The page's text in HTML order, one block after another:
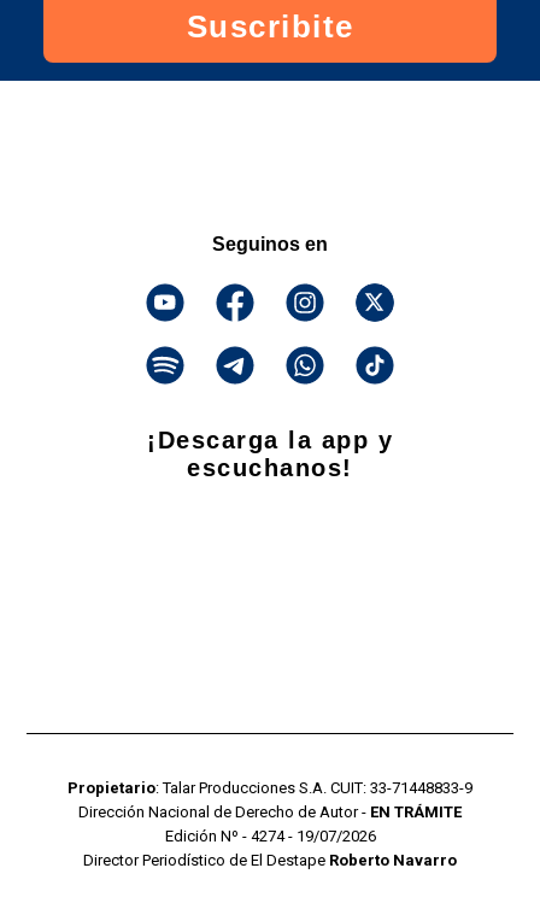
Suscribite
Seguinos en
¡Descarga la app y
escuchanos!
Propietario: Talar Producciones S.A. CUIT: 33-71448833-9
Dirección Nacional de Derecho de Autor - EN TRÁMITE
Edición Nº - 4274 - 19/07/2026
Director Periodístico de El Destape Roberto Navarro